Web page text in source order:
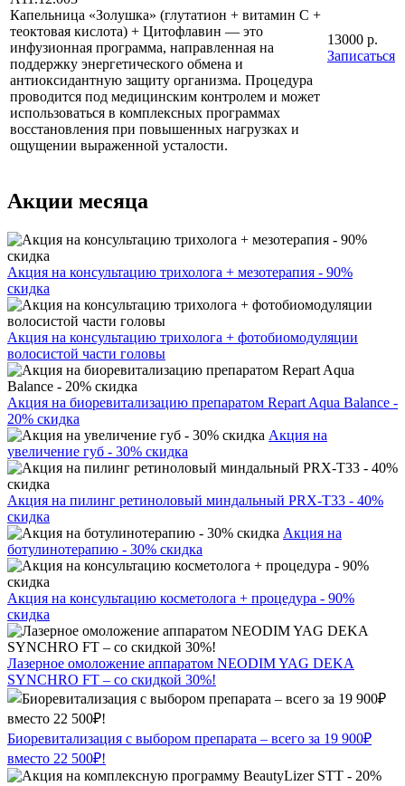
Капельница «Золушка» (глутатион + витамин С +
теоктовая кислота) + Цитофлавин — это
инфузионная программа, направленная на
поддержку энергетического обмена и
антиоксидантную защиту организма. Процедура
проводится под медицинским контролем и может
использоваться в комплексных программах
восстановления при повышенных нагрузках и
ощущении выраженной усталости.
13000 р.
Записаться
Акции месяца
Акция на консультацию трихолога + мезотерапия - 90%
скидка
Акция на консультацию трихолога + фотобиомодуляции
волосистой части головы
Акция на биоревитализацию препаратом Repart Aqua Balance -
20% скидка
Акция на
увеличение губ - 30% скидка
Акция на пилинг ретиноловый миндальный PRX-T33 - 40%
скидка
Акция на
ботулинотерапию - 30% скидка
Акция на консультацию косметолога + процедура - 90%
скидка
Лазерное омоложение аппаратом NEODIM YAG DEKA
SYNCHRO FT – со скидкой 30%!
Биоревитализация с выбором препарата – всего за 19 900₽
вместо 22 500₽!